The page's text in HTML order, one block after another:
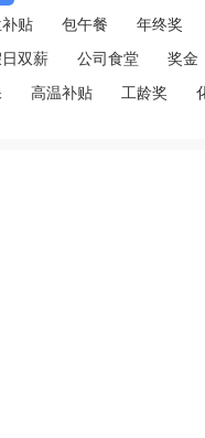
贴 包午餐 年终奖
双薪 公司食堂 奖金
高温补贴 工龄奖